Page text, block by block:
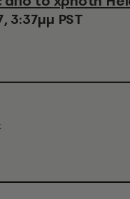
3:37μμ PST